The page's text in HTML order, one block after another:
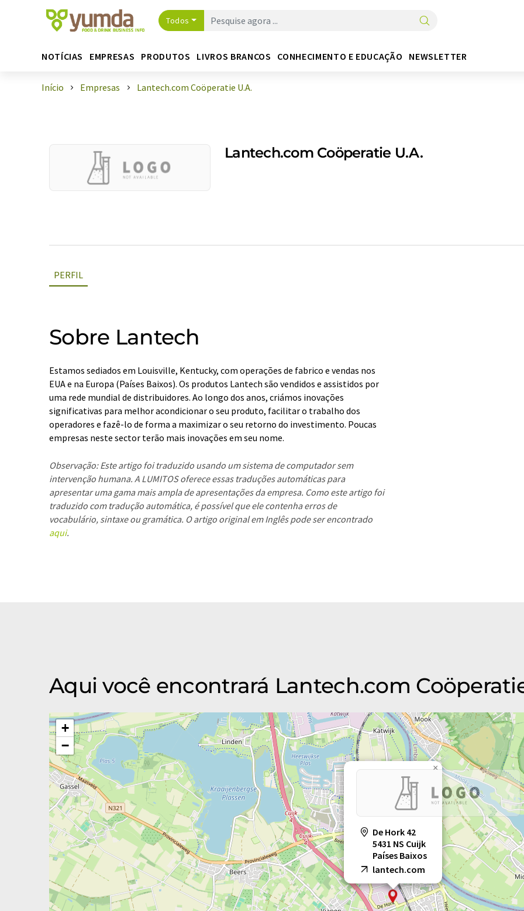
Todos
NOTÍCIAS EMPRESAS PRODUTOS LIVROS BRANCOS CONHECIMENTO E EDUCAÇÃO NEWSLETTER
Início Empresas Lantech.com Coöperatie U.A.
Lantech.com Coöperatie U.A.
PERFIL
Sobre Lantech
Estamos sediados em Louisville, Kentucky, com operações de fabrico e vendas nos
EUA e na Europa (Países Baixos). Os produtos Lantech são vendidos e assistidos por
uma rede mundial de distribuidores. Ao longo dos anos, criámos inovações
significativas para melhor acondicionar o seu produto, facilitar o trabalho dos
operadores e fazê-lo de forma a maximizar o seu retorno do investimento. Poucas
empresas neste sector terão mais inovações em seu nome.
Observação: Este artigo foi traduzido usando um sistema de computador sem
intervenção humana. A LUMITOS oferece essas traduções automáticas para
apresentar uma gama mais ampla de apresentações da empresa. Como este artigo foi
traduzido com tradução automática, é possível que ele contenha erros de
vocabulário, sintaxe ou gramática. O artigo original em Inglês pode ser encontrado
aqui.
Aqui você encontrará Lantech.com
De Hork 42
5431 NS Cuijk
Países Baixos
lantech.com
×
+
−